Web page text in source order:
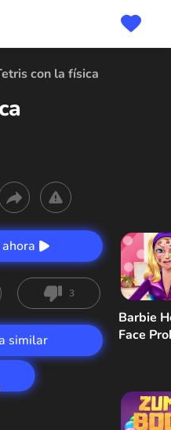
con la física
3
similar
Barbie
Face